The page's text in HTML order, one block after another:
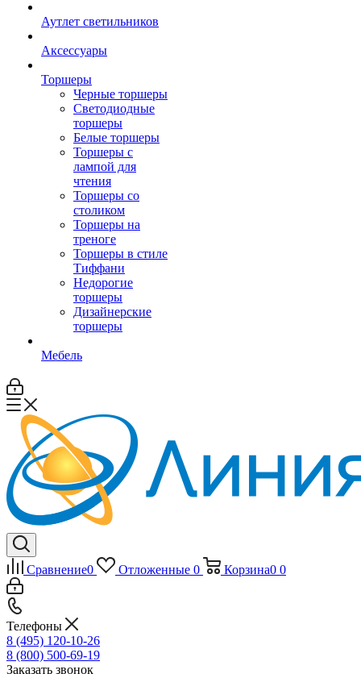
Аутлет светильников
Аксессуары
Торшеры
Черные торшеры
Светодиодные
торшеры
Белые торшеры
Торшеры с
лампой для
чтения
Торшеры со
столиком
Торшеры на
треноге
Торшеры в стиле
Тиффани
Недорогие
торшеры
Дизайнерские
торшеры
Мебель
Сравнение0 Отложенные 0 Корзина0 0
Телефоны
8 (495) 120-10-26
8 (800) 500-69-19
Заказать звонок